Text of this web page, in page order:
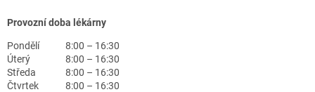
Provozní doba lékárny
Pondělí
8:00 – 16:30
Úterý
8:00 – 16:30
Středa
8:00 – 16:30
Čtvrtek
8:00 – 16:30